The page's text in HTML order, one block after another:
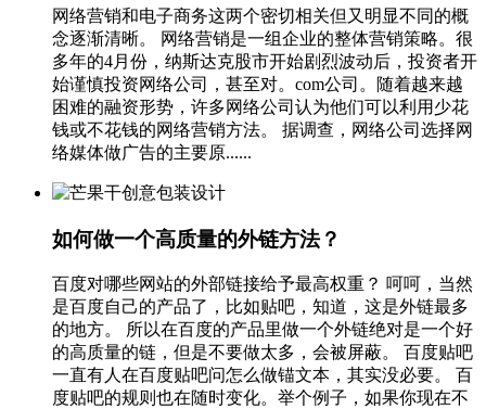
网络营销和电子商务这两个密切相关但又明显不同的概
念逐渐清晰。 网络营销是一组企业的整体营销策略。很
多年的4月份，纳斯达克股市开始剧烈波动后，投资者开
始谨慎投资网络公司，甚至对。com公司。随着越来越
困难的融资形势，许多网络公司认为他们可以利用少花
钱或不花钱的网络营销方法。 据调查，网络公司选择网
络媒体做广告的主要原......
如何做一个高质量的外链方法？
百度对哪些网站的外部链接给予最高权重？ 呵呵，当然
是百度自己的产品了，比如贴吧，知道，这是外链最多
的地方。 所以在百度的产品里做一个外链绝对是一个好
的高质量的链，但是不要做太多，会被屏蔽。 百度贴吧
一直有人在百度贴吧问怎么做锚文本，其实没必要。 百
度贴吧的规则也在随时变化。举个例子，如果你现在不